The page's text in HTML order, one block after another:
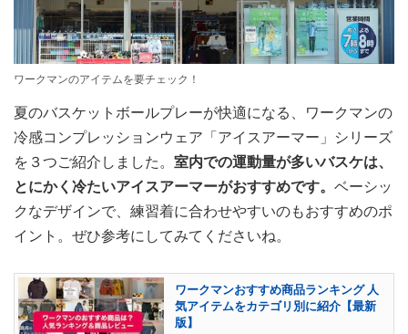
ワークマンのアイテムを要チェック！
夏のバスケットボールプレーが快適になる、ワークマンの
冷感コンプレッションウェア「アイスアーマー」シリーズ
を３つご紹介しました。 室内での運動量が多いバスケは、
とにかく冷たいアイスアーマーがおすすめです。 ベーシッ
クなデザインで、練習着に合わせやすいのもおすすめのポ
イント。ぜひ参考にしてみてくださいね。
ワークマンおすすめ商品ランキング 人
気アイテムをカテゴリ別に紹介【最新
版】